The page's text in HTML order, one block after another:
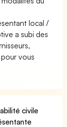
local /
a subi des
vous
civile